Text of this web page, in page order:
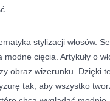
stylizacji włosów.
cięcia. Artykuły o
obraz wizerunku. Dzięki
tak, aby wszystko